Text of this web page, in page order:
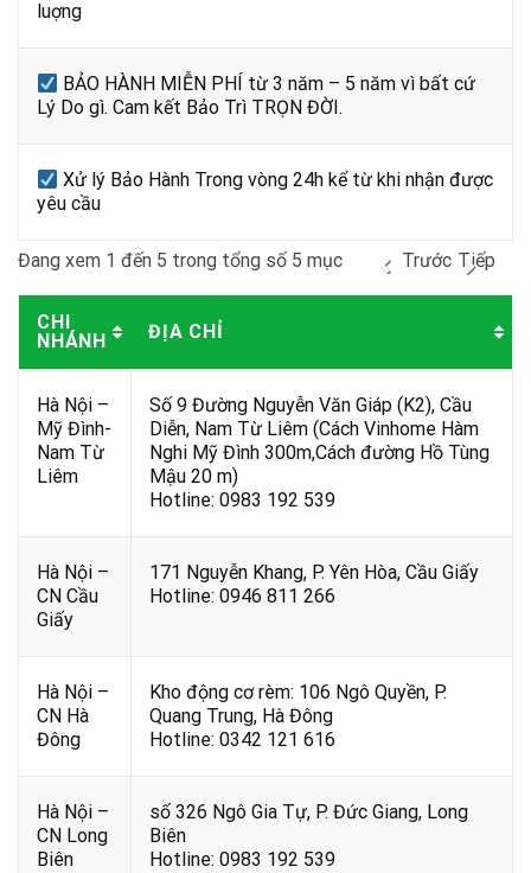
luợng
BẢO HÀNH MIỄN PHÍ từ 3 năm – 5 năm vì bất cứ
Lý Do gì. Cam kết Bảo Trì TRỌN ĐỜI.
Xử lý Bảo Hành Trong vòng 24h kể từ khi nhận được
yêu cầu
Đang xem 1 đến 5 trong tổng số 5 mục Trước Tiếp
CHI
NHÁNH
ĐỊA CHỈ
Hà Nội –
Mỹ Đình-
Nam Từ
Liêm
Số 9 Đường Nguyễn Văn Giáp (K2), Cầu
Diễn, Nam Từ Liêm (Cách Vinhome Hàm
Nghi Mỹ Đình 300m,Cách đường Hồ Tùng
Mậu 20 m)
Hotline: 0983 192 539
Hà Nội –
CN Cầu
Giấy
171 Nguyễn Khang, P. Yên Hòa, Cầu Giấy
Hotline: 0946 811 266
Hà Nội –
CN Hà
Đông
Kho động cơ rèm: 106 Ngô Quyền, P.
Quang Trung, Hà Đông
Hotline: 0342 121 616
Hà Nội –
CN Long
Biên
số 326 Ngô Gia Tự, P. Đức Giang, Long
Biên
Hotline: 0983 192 539